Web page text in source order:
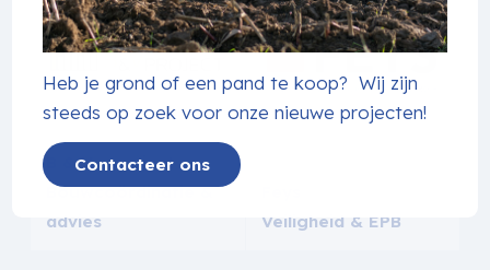
Heb je grond of een pand te koop? Wij zijn
steeds op zoek voor onze nieuwe projecten!
Contacteer ons
B & V - project
Bouwcoördinatie &
advies
Veiligheid & EPB